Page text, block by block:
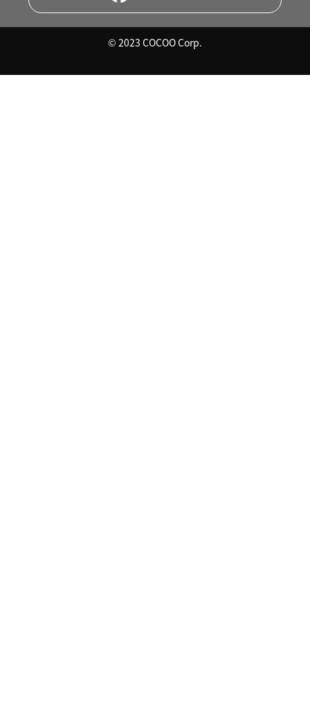
© 2023 COCOO Corp.